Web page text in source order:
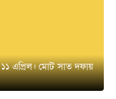
এপ্রিল। মোট সাত দফায়